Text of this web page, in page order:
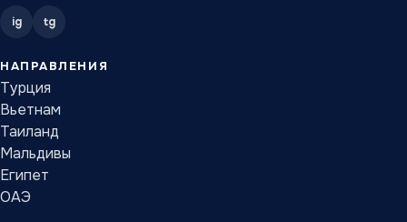
ig tg
НАПРАВЛЕНИЯ
Турция
Вьетнам
Таиланд
Мальдивы
Египет
ОАЭ